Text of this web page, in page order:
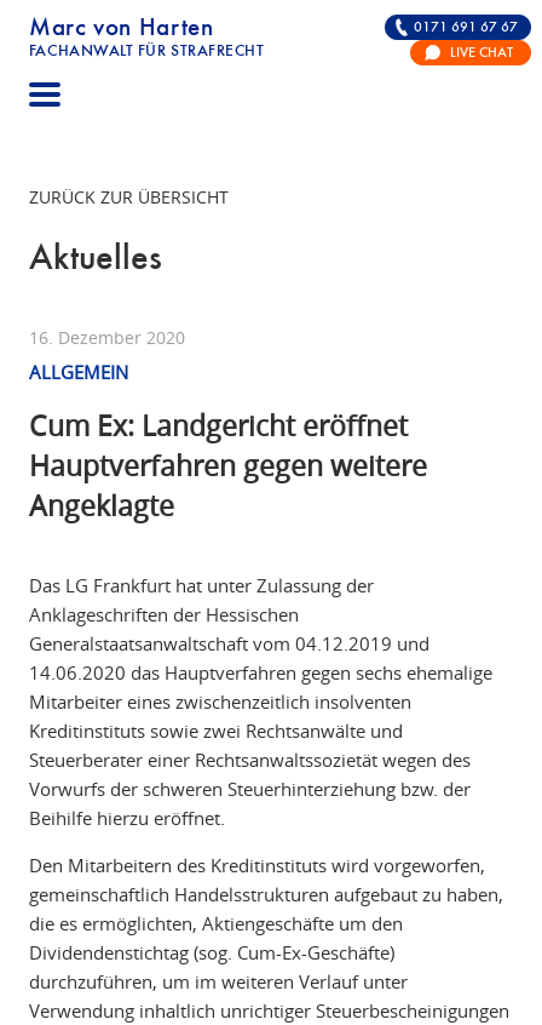
Marc von Harten
FACHANWALT FÜR STRAFRECHT
STRAFRECHT | RECHTSANWALT FÜR DIE
0171 691 67 67
LIVE CHAT
ZURÜCK ZUR ÜBERSICHT
Aktuelles
16. Dezember 2020
ALLGEMEIN
Cum Ex: Landgericht eröffnet
Hauptverfahren gegen weitere
Angeklagte
Das LG Frankfurt hat unter Zulassung der
Anklageschriften der Hessischen
Generalstaatsanwaltschaft vom 04.12.2019 und
14.06.2020 das Hauptverfahren gegen sechs ehemalige
Mitarbeiter eines zwischenzeitlich insolventen
Kreditinstituts sowie zwei Rechtsanwälte und
Steuerberater einer Rechtsanwaltssozietät wegen des
Vorwurfs der schweren Steuerhinterziehung bzw. der
Beihilfe hierzu eröffnet.
Den Mitarbeitern des Kreditinstituts wird vorgeworfen,
gemeinschaftlich Handelsstrukturen aufgebaut zu haben,
die es ermöglichten, Aktiengeschäfte um den
Dividendenstichtag (sog. Cum-Ex-Geschäfte)
durchzuführen, um im weiteren Verlauf unter
Verwendung inhaltlich unrichtiger Steuerbescheinigungen